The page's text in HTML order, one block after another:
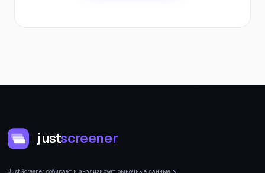
justscreener
JustScreener собирает и анализирует рыночные данные в